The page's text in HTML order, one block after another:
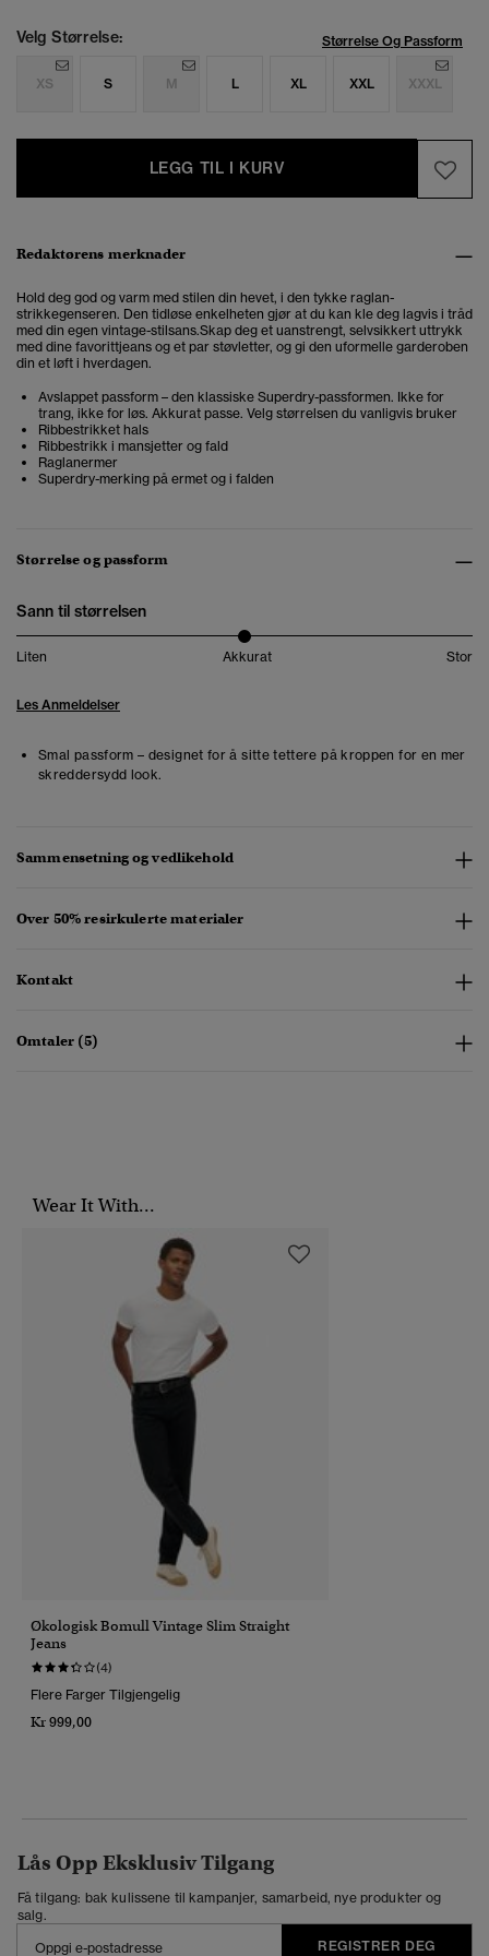
Velg Størrelse: Størrelse Og Passform
XS S M L XL XXL XXXL
LEGG TIL I KURV
Redaktørens merknader
Hold deg god og varm med stilen din hevet, i den tykke raglan-
strikkegenseren. Den tidløse enkelheten gjør at du kan kle deg lagvis i tråd
med din egen vintage-stilsans.Skap deg et uanstrengt, selvsikkert uttrykk
med dine favorittjeans og et par støvletter, og gi den uformelle garderoben
din et løft i hverdagen.
Avslappet passform – den klassiske Superdry-passformen. Ikke for
trang, ikke for løs. Akkurat passe. Velg størrelsen du vanligvis bruker
Ribbestrikket hals
Ribbestrikk i mansjetter og fald
Raglanermer
Superdry-merking på ermet og i falden
Størrelse og passform
Sann til størrelsen
Liten Akkurat Stor
Les Anmeldelser
Smal passform – designet for å sitte tettere på kroppen for en mer
skreddersydd look.
Sammensetning og vedlikehold
Over 50% resirkulerte materialer
Kontakt
Omtaler (5)
Wear It With...
Økologisk Bomull Vintage Slim Straight
Jeans
(4)
Flere Farger Tilgjengelig
Kr 999,00
Lås Opp Eksklusiv Tilgang
Få tilgang: bak kulissene til kampanjer, samarbeid, nye produkter og
salg.
REGISTRER DEG